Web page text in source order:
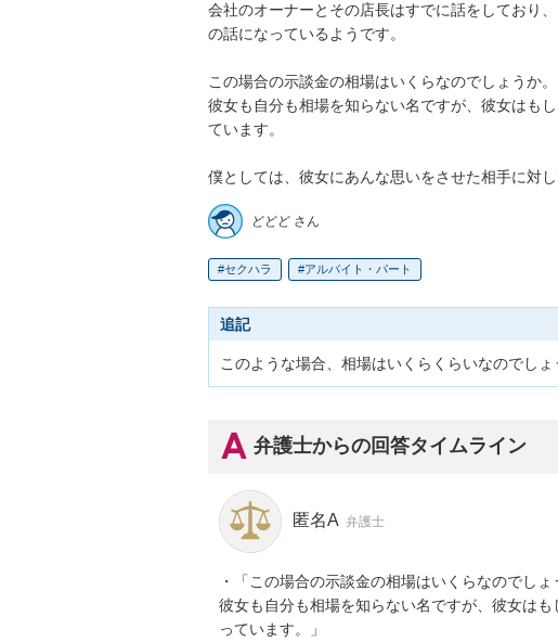
会社のオーナーとその店長はすでに話をしており
の話になっているようです。
この場合の示談金の相場はいくらなのでしょうか。
彼女も自分も相場を知らない名ですが、彼女はも
ています。
僕としては、彼女にあんな思いをさせた相手に対
どどど さん
セクハラ アルバイト・パート
追記
このような場合、相場はいくらくらいなのでしょ
弁護士からの回答タイムライン
匿名A 弁護士
・「この場合の示談金の相場はいくらなのでしょ
彼女も自分も相場を知らない名ですが、彼女は
っています。」